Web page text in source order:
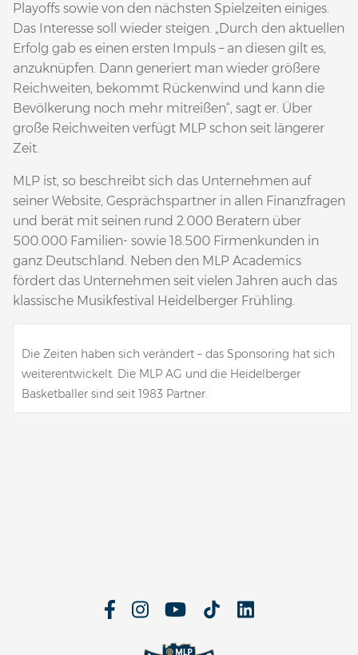
Playoffs sowie von den nächsten Spielzeiten einiges.
Das Interesse soll wieder steigen. „Durch den aktuellen
Erfolg gab es einen ersten Impuls – an diesen gilt es,
anzuknüpfen. Dann generiert man wieder größere
Reichweiten, bekommt Rückenwind und kann die
Bevölkerung noch mehr mitreißen“, sagt er. Über
große Reichweiten verfügt MLP schon seit längerer
Zeit.
MLP ist, so beschreibt sich das Unternehmen auf
seiner Website, Gesprächspartner in allen Finanzfragen
und berät mit seinen rund 2.000 Beratern über
500.000 Familien- sowie 18.500 Firmenkunden in
ganz Deutschland. Neben den MLP Academics
fördert das Unternehmen seit vielen Jahren auch das
klassische Musikfestival Heidelberger Frühling.
Die Zeiten haben sich verändert – das Sponsoring hat sich
weiterentwickelt. Die MLP AG und die Heidelberger
Basketballer sind seit 1983 Partner.